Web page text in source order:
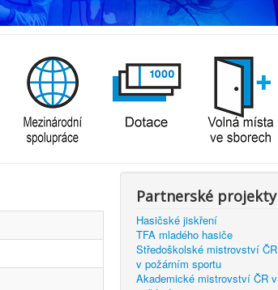
Partnerské projekty
Hasičské jiskření
TFA mladého hasiče
Středoškolské mistrovství ČR
v požárním sportu
Akademické mistrovství ČR v